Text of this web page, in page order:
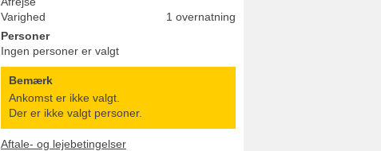
Varighed
1 overnatning
Personer
Ingen personer er valgt
Bemærk
Ankomst er ikke valgt.
Der er ikke valgt personer.
Aftale- og lejebetingelser